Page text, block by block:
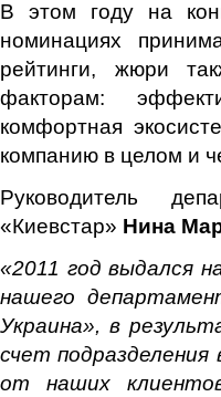
В этом году на
номинациях
рейтинги, жюри
факторам:
комфортная
компанию в целом и
Руководитель
«Киевстар» Нина
«2011 год выдался
нашего
Украина», в
счет
от наших